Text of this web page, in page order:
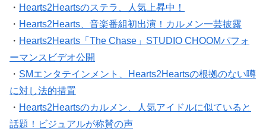
・ Hearts2Heartsのステラ、人気上昇中！
・ Hearts2Hearts、音楽番組初出演！カルメン一芸披露
・ Hearts2Hearts「The Chase」STUDIO CHOOMパフォ
ーマンスビデオ公開
・ SMエンタテインメント、Hearts2Heartsの根拠のない噂
に対し法的措置
・ Hearts2Heartsのカルメン、人気アイドルに似ていると
話題！ビジュアルが称賛の声